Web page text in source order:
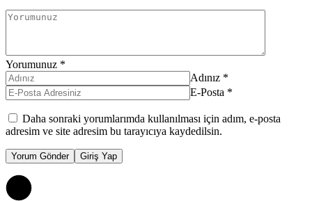
Yorumunuz *
Adınız *
E-Posta *
Daha sonraki yorumlarımda kullanılması için adım, e-posta
adresim ve site adresim bu tarayıcıya kaydedilsin.
Yorum Gönder Giriş Yap